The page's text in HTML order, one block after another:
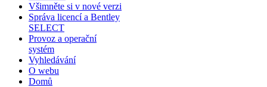
Všimněte si v nové verzi
Správa licencí a Bentley
SELECT
Provoz a operační
systém
Vyhledávání
O webu
Domů